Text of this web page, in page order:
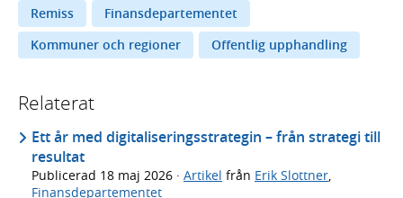
Remiss
Finansdepartementet
Kommuner och regioner
Offentlig upphandling
Relaterat
Ett år med digitaliseringsstrategin – från strategi till
resultat
Publicerad 18 maj 2026 · Artikel från Erik Slottner,
Finansdepartementet